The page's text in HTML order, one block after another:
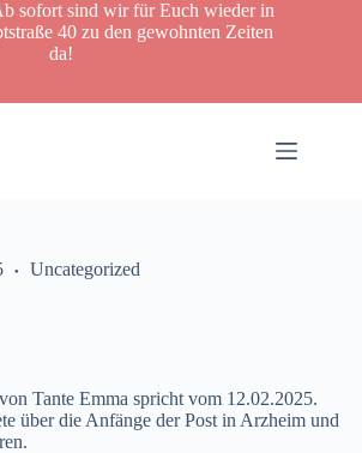
sofort sind wir für Euch wieder in
40 zu den gewohnten Zeiten
da!
Uncategorized
Tante Emma spricht vom 12.02.2025.
über die Anfänge der Post in Arzheim und